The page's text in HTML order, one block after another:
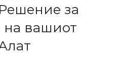
за
на вашиот